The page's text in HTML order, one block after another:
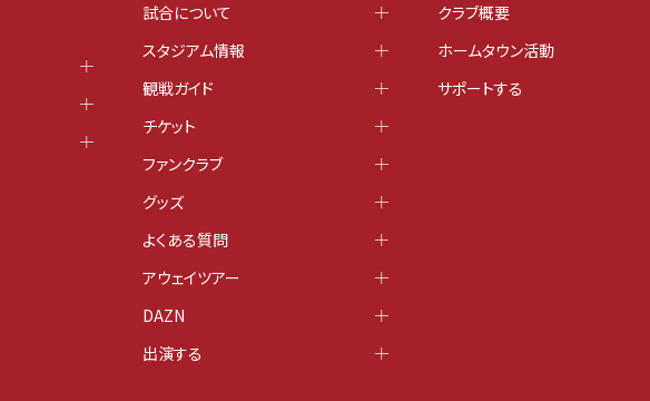
試合について
スタジアム情報
観戦ガイド
チケット
ファンクラブ
グッズ
よくある質問
アウェイツアー
DAZN
出演する
クラブ概要
ホームタウン活動
サポートする